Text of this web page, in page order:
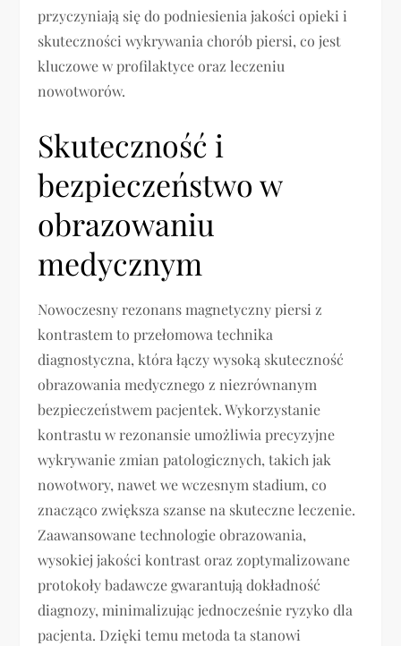
przyczyniają się do podniesienia jakości opieki i
skuteczności wykrywania chorób piersi, co jest
kluczowe w profilaktyce oraz leczeniu
nowotworów.
Skuteczność i
bezpieczeństwo w
obrazowaniu
medycznym
Nowoczesny rezonans magnetyczny piersi z
kontrastem to przełomowa technika
diagnostyczna, która łączy wysoką skuteczność
obrazowania medycznego z niezrównanym
bezpieczeństwem pacjentek. Wykorzystanie
kontrastu w rezonansie umożliwia precyzyjne
wykrywanie zmian patologicznych, takich jak
nowotwory, nawet we wczesnym stadium, co
znacząco zwiększa szanse na skuteczne leczenie.
Zaawansowane technologie obrazowania,
wysokiej jakości kontrast oraz zoptymalizowane
protokoły badawcze gwarantują dokładność
diagnozy, minimalizując jednocześnie ryzyko dla
pacjenta. Dzięki temu metoda ta stanowi